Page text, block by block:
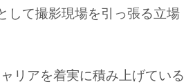
して撮影現場を引っ張る立場
リアを着実に積み上げている